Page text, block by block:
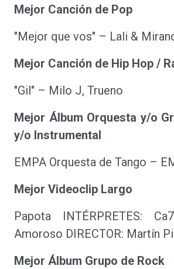
Mejor Canción de Pop
"Mejor que vos" – Lali &
Mejor Canción de Hip Hop /
"Gil" – Milo J, Trueno
Mejor Álbum Orquesta y/o
y/o Instrumental
EMPA Orquesta de Tango –
Mejor Videoclip Largo
Papota INTÉRPRETES:
Amoroso DIRECTOR: Martín
Mejor Álbum Grupo de Rock